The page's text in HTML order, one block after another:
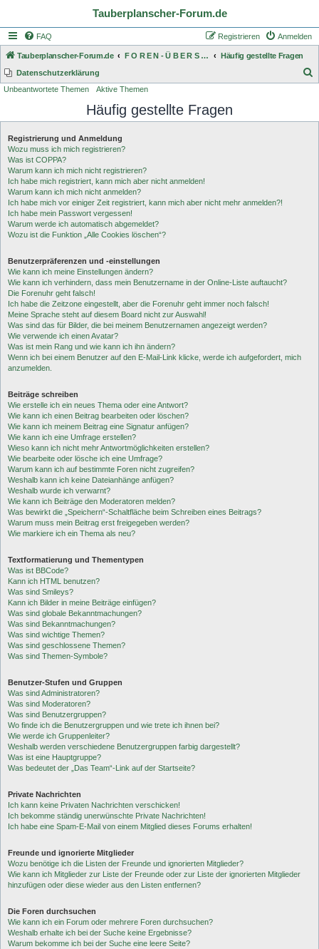
Tauberplanscher-Forum.de
FAQ Anmelden
Registrieren
Tauberplanscher-Forum.de F O R E N - Ü B E R S I C H T
Häufig gestellte Fragen
Datenschutzerklärung
h
Unbeantwortete Themen Aktive Themen
Häufig gestellte Fragen
Registrierung und Anmeldung
Wozu muss ich mich registrieren?
Was ist COPPA?
Warum kann ich mich nicht registrieren?
Ich habe mich registriert, kann mich aber nicht anmelden!
Warum kann ich mich nicht anmelden?
Ich habe mich vor einiger Zeit registriert, kann mich aber nicht mehr anmelden?!
Ich habe mein Passwort vergessen!
Warum werde ich automatisch abgemeldet?
Wozu ist die Funktion „Alle Cookies löschen“?
Benutzerpräferenzen und -einstellungen
Wie kann ich meine Einstellungen ändern?
Wie kann ich verhindern, dass mein Benutzername in der Online-Liste auftaucht?
Die Forenuhr geht falsch!
Ich habe die Zeitzone eingestellt, aber die Forenuhr geht immer noch falsch!
Meine Sprache steht auf diesem Board nicht zur Auswahl!
Was sind das für Bilder, die bei meinem Benutzernamen angezeigt werden?
Wie verwende ich einen Avatar?
Was ist mein Rang und wie kann ich ihn ändern?
Wenn ich bei einem Benutzer auf den E-Mail-Link klicke, werde ich aufgefordert, mich
anzumelden.
Beiträge schreiben
Wie erstelle ich ein neues Thema oder eine Antwort?
Wie kann ich einen Beitrag bearbeiten oder löschen?
Wie kann ich meinem Beitrag eine Signatur anfügen?
Wie kann ich eine Umfrage erstellen?
Wieso kann ich nicht mehr Antwortmöglichkeiten erstellen?
Wie bearbeite oder lösche ich eine Umfrage?
Warum kann ich auf bestimmte Foren nicht zugreifen?
Weshalb kann ich keine Dateianhänge anfügen?
Weshalb wurde ich verwarnt?
Wie kann ich Beiträge den Moderatoren melden?
Was bewirkt die „Speichern“-Schaltfläche beim Schreiben eines Beitrags?
Warum muss mein Beitrag erst freigegeben werden?
Wie markiere ich ein Thema als neu?
Textformatierung und Thementypen
Was ist BBCode?
Kann ich HTML benutzen?
Was sind Smileys?
Kann ich Bilder in meine Beiträge einfügen?
Was sind globale Bekanntmachungen?
Was sind Bekanntmachungen?
Was sind wichtige Themen?
Was sind geschlossene Themen?
Was sind Themen-Symbole?
Benutzer-Stufen und Gruppen
Was sind Administratoren?
Was sind Moderatoren?
Was sind Benutzergruppen?
Wo finde ich die Benutzergruppen und wie trete ich ihnen bei?
Wie werde ich Gruppenleiter?
Weshalb werden verschiedene Benutzergruppen farbig dargestellt?
Was ist eine Hauptgruppe?
Was bedeutet der „Das Team“-Link auf der Startseite?
Private Nachrichten
Ich kann keine Privaten Nachrichten verschicken!
Ich bekomme ständig unerwünschte Private Nachrichten!
Ich habe eine Spam-E-Mail von einem Mitglied dieses Forums erhalten!
Freunde und ignorierte Mitglieder
Wozu benötige ich die Listen der Freunde und ignorierten Mitglieder?
Wie kann ich Mitglieder zur Liste der Freunde oder zur Liste der ignorierten Mitglieder
hinzufügen oder diese wieder aus den Listen entfernen?
Die Foren durchsuchen
Wie kann ich ein Forum oder mehrere Foren durchsuchen?
Weshalb erhalte ich bei der Suche keine Ergebnisse?
Warum bekomme ich bei der Suche eine leere Seite?